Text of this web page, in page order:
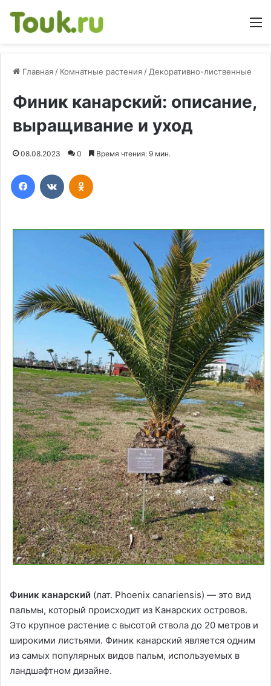
Главная / Комнатные растения / Декоративно-лиственные
Финик канарский: описание,
выращивание и уход
08.08.2023 0 Время чтения: 9 мин.
Финик канарский (лат. Phoenix canariensis) — это вид
пальмы, который происходит из Канарских островов.
Это крупное растение с высотой ствола до 20 метров и
широкими листьями. Финик канарский является одним
из самых популярных видов пальм, используемых в
ландшафтном дизайне.